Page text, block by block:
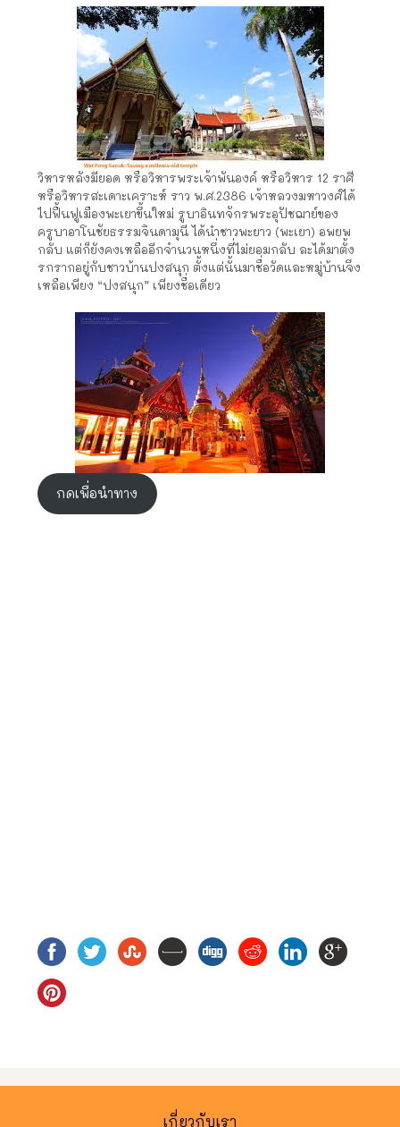
วิหารหลังมียอด หรือวิหารพระเจ้าพันองค์ หรือวิหาร 12 ราศี
หรือวิหารสะเดาะเคราะห์ ราว พ.ศ.2386 เจ้าหลวงมหาวงศ์ได้
ไปฟื้นฟูเมืองพะเยาขึ้นใหม่ รูบาอินทจักรพระอุปัชฌาย์ของ
ครูบาอาโนชัยธรรมจินดามุนี ได้นำชาวพะยาว (พะเยา) อพยพ
กลับ แต่ก็ยังคงเหลืออีกจำนวนหนึ่งที่ไม่ยอมกลับ ละได้มาตั้ง
รกรากอยู่กับชาวบ้านปงสนุก ตั้งแต่นั้นมาชื่อวัดและหมู่บ้านจึง
เหลือเพียง “ปงสนุก” เพียงชื่อเดียว
กดเพื่อนำทาง
เกี่ยวกับเรา